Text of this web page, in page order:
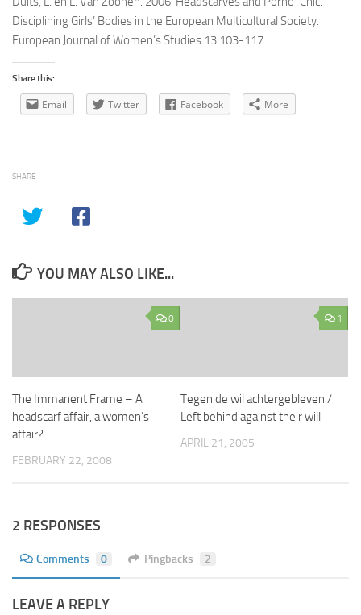
Disciplining Girls’ Bodies in the European Multicultural Society.
European Journal of Women’s Studies 13:103-117
Share this:
Email Twitter Facebook More
SHARE
YOU MAY ALSO LIKE...
0
The Immanent Frame – A
headscarf affair, a women’s
affair?
FEBRUARY 22, 2008
1
Tegen de wil achtergebleven /
Left behind against their will
APRIL 21, 2005
2 RESPONSES
Comments 0 Pingbacks 2
LEAVE A REPLY